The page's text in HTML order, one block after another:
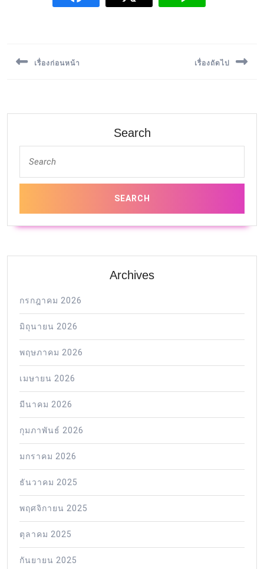
เรื่องก่อนหน้า เรื่องถัดไป
Search
Archives
กรกฎาคม 2026
มิถุนายน 2026
พฤษภาคม 2026
เมษายน 2026
มีนาคม 2026
กุมภาพันธ์ 2026
มกราคม 2026
ธันวาคม 2025
พฤศจิกายน 2025
ตุลาคม 2025
กันยายน 2025